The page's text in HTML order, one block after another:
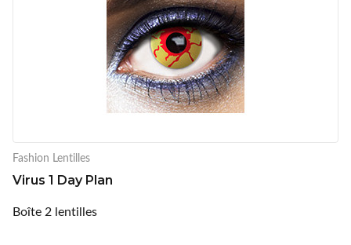
Fashion Lentilles
Virus 1 Day Plan
Boîte 2 lentilles